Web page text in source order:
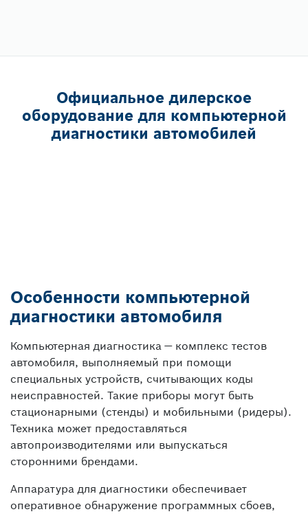
Официальное дилерское
оборудование для компьютерной
диагностики автомобилей
Особенности компьютерной
диагностики автомобиля
Компьютерная диагностика — комплекс тестов
автомобиля, выполняемый при помощи
специальных устройств, считывающих коды
неисправностей. Такие приборы могут быть
стационарными (стенды) и мобильными (ридеры).
Техника может предоставляться
автопроизводителями или выпускаться
сторонними брендами.
Аппаратура для диагностики обеспечивает
оперативное обнаружение программных сбоев,